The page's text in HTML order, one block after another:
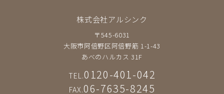
株式会社アルシンク
〒545-6031
大阪市阿倍野区阿倍野筋 1-1-43
あべのハルカス 31F
TEL.0120-401-042
FAX.06-7635-8245